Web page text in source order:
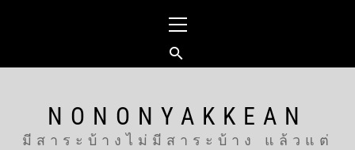
Menu
NONONYAKKEAN
มีสาระบ้างไม่มีสาระบ้าง แล้วแต่